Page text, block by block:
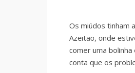
Os miúdos tinham
Azeitao, onde
comer uma
conta que os